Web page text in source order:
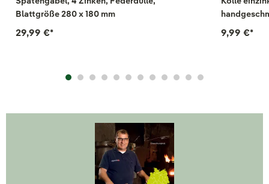
Blattgröße 280 x 180 mm
29,99 €* 9,99 €*